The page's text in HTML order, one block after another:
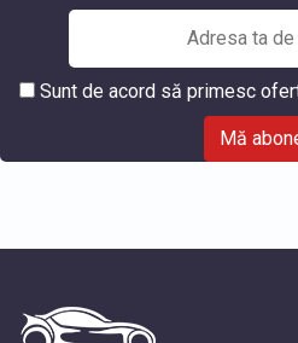
Sunt de acord să primesc
Mă